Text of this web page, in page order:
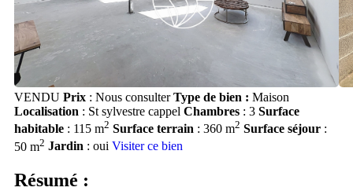
VENDU Prix : Nous consulter Type de bien : Maison
Localisation : St sylvestre cappel Chambres : 3 Surface
habitable : 115 m2 Surface terrain : 360 m2 Surface séjour :
50 m2 Jardin : oui Visiter ce bien
Résumé :